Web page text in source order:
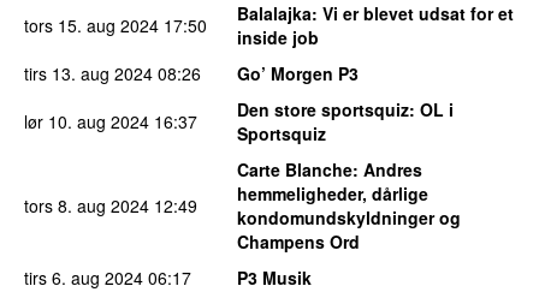
tors 15. aug 2024 17:50 Balalajka: Vi er blevet udsat for et
inside job
tirs 13. aug 2024 08:26
Go’ Morgen P3
lør 10. aug 2024 16:37 Den store sportsquiz: OL i
Sportsquiz
tors 8. aug 2024 12:49
Carte Blanche: Andres
hemmeligheder, dårlige
kondomundskyldninger og
Champens Ord
tirs 6. aug 2024 06:17
P3 Musik